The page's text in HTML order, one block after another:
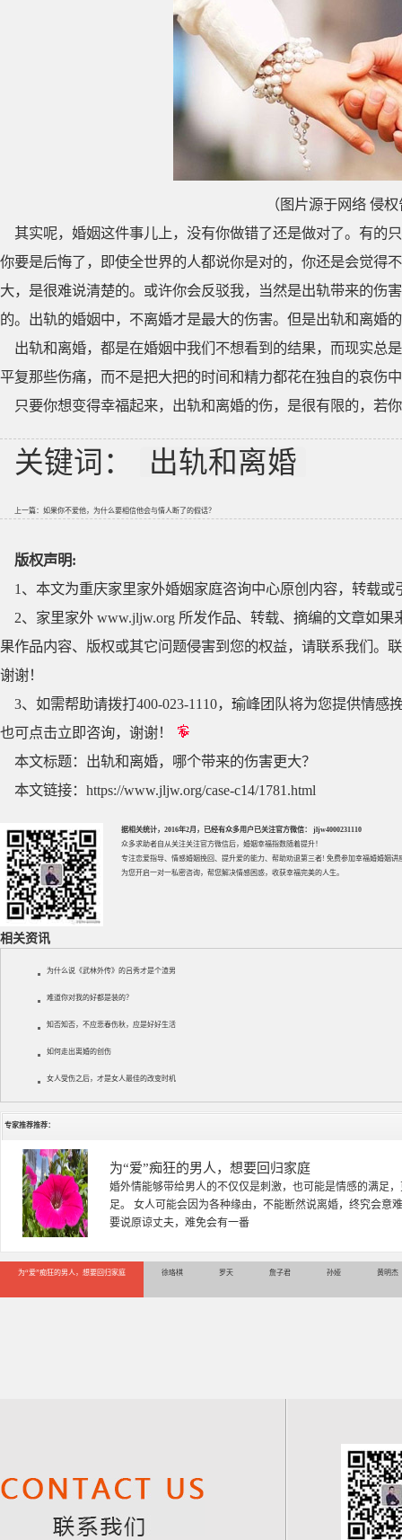
（图片源于网络 侵
其实呢，婚姻这件事儿上，没有你做错了还是做对了。有的
你要是后悔了，即使全世界的人都说你是对的，你还是会觉得
大，是很难说清楚的。或许你会反驳我，当然是出轨带来的伤
的。出轨的婚姻中，不离婚才是最大的伤害。但是出轨和离婚
出轨和离婚，都是在婚姻中我们不想看到的结果，而现实总
平复那些伤痛，而不是把大把的时间和精力都花在独自的哀伤
只要你想变得幸福起来，出轨和离婚的伤，是很有限的，若
关键词： 出轨和离婚
上一篇： 如果你不爱他，为什么要相信他会与情人断了的假话？
版权声明:
1、本文为重庆家里家外婚姻家庭咨询中心原创内容，转载
2、家里家外 www.jljw.org 所发作品、转载、摘编的文章如
果作品内容、版权或其它问题侵害到您的权益，请联系我们。
谢谢！
3、如需帮助请拨打400-023-1110，瑜峰团队将为您提供情
也可点击立即咨询，谢谢！
本文标题： 出轨和离婚，哪个带来的伤害更大？
本文链接： https://www.jljw.org/case-c14/1781.html
据相关统计，2016年2月，已经有众多用户已关注官方微信： jljw4000231110
众多求助者自从关注关注官方微信后，婚姻幸福指数随着提升！
专注恋爱指导、 情感婚姻挽回 、提升爱的能力、帮助劝退第三者! 免费参加幸福婚婚姻讲
为您开启一对一私密咨询，帮您解决情感困惑，收获幸福完美的人生。
相关资讯
为什么说《武林外传》的吕秀才是个渣男
难道你对我的好都是装的？
知否知否，不应悲春伤秋，应是好好生活
如何走出离婚的创伤
女人受伤之后，才是女人最佳的改变时机
专家推荐推荐：
徐珞棋
徐珞棋，婚姻家庭咨询师，毕业于重庆师范大学心理学专业
多年，对婚姻情感分析、恋爱择偶、夫妻关系，情感挽回、
千小时，积累了丰富的咨
为“爱”痴狂的男人，想要回归家庭 徐珞棋 罗天 詹子君 孙娅 黄明杰